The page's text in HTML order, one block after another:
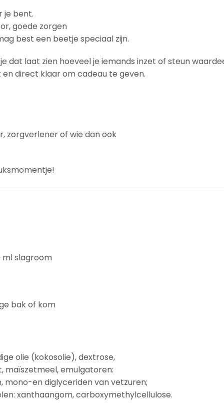
je bent.
goede zorgen
best een beetje speciaal zijn.
dat laat zien hoeveel je iemands inzet of steun
direct klaar om cadeau te geven.
zorgverlener of wie dan ook
ml slagroom
bak of kom
olie (kokosolie), dextrose,
maïszetmeel, emulgatoren:
mono-en diglyceriden van vetzuren;
xanthaangom, carboxymethylcellulose.